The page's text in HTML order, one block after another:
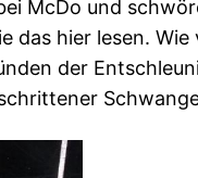
McDo und
das hier lesen.
der